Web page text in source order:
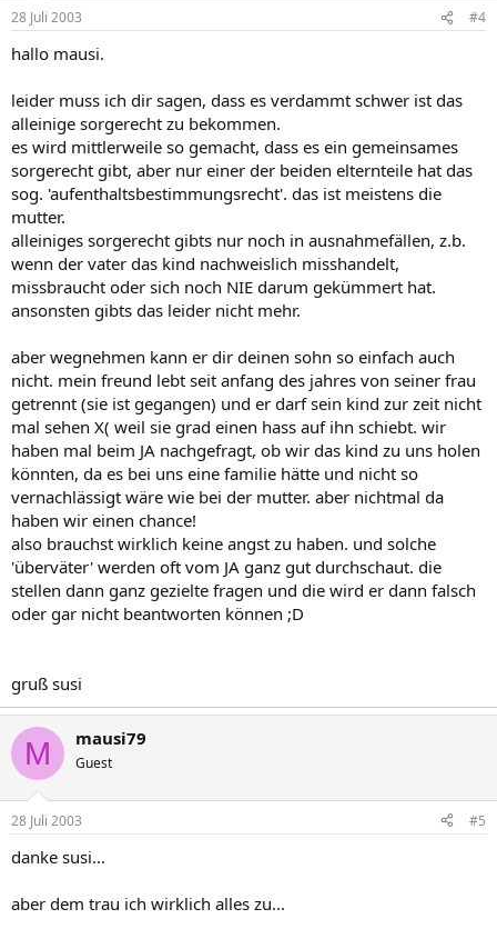
28 Juli 2003 #4
hallo mausi.
leider muss ich dir sagen, dass es verdammt schwer ist das
alleinige sorgerecht zu bekommen.
es wird mittlerweile so gemacht, dass es ein gemeinsames
sorgerecht gibt, aber nur einer der beiden elternteile hat das
sog. 'aufenthaltsbestimmungsrecht'. das ist meistens die
mutter.
alleiniges sorgerecht gibts nur noch in ausnahmefällen, z.b.
wenn der vater das kind nachweislich misshandelt,
missbraucht oder sich noch NIE darum gekümmert hat.
ansonsten gibts das leider nicht mehr.
aber wegnehmen kann er dir deinen sohn so einfach auch
nicht. mein freund lebt seit anfang des jahres von seiner frau
getrennt (sie ist gegangen) und er darf sein kind zur zeit nicht
mal sehen X( weil sie grad einen hass auf ihn schiebt. wir
haben mal beim JA nachgefragt, ob wir das kind zu uns holen
könnten, da es bei uns eine familie hätte und nicht so
vernachlässigt wäre wie bei der mutter. aber nichtmal da
haben wir einen chance!
also brauchst wirklich keine angst zu haben. und solche
'überväter' werden oft vom JA ganz gut durchschaut. die
stellen dann ganz gezielte fragen und die wird er dann falsch
oder gar nicht beantworten können ;D
gruß susi
M mausi79
Guest
28 Juli 2003 #5
danke susi...
aber dem trau ich wirklich alles zu...